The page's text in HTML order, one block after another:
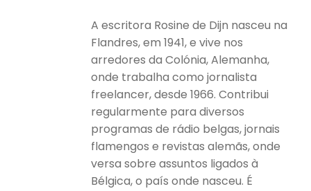
A escritora Rosine de Dijn nasceu na
Flandres, em 1941, e vive nos
arredores da Colónia, Alemanha,
onde trabalha como jornalista
freelancer, desde 1966. Contribui
regularmente para diversos
programas de rádio belgas, jornais
flamengos e revistas alemãs, onde
versa sobre assuntos ligados à
Bélgica, o país onde nasceu. É